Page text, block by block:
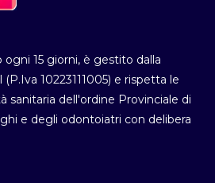
15 giorni, è gestito dalla
10223111005) e rispetta le
sanitaria dell'ordine Provinciale di
e degli odontoiatri con delibera